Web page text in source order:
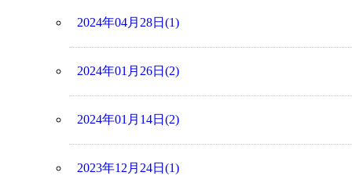
2024年04月28日(1)
2024年01月26日(2)
2024年01月14日(2)
2023年12月24日(1)